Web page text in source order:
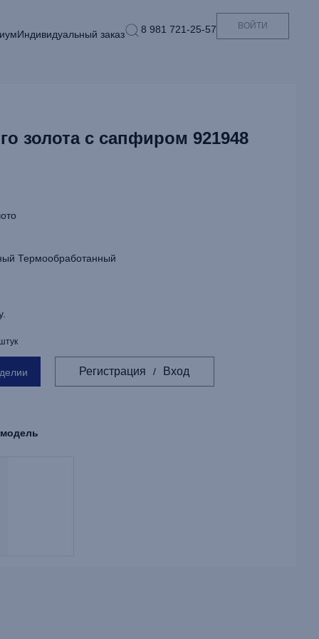
Индивидуальный заказ 8 981 721-25-57 ВОЙТИ
золота с сапфиром 921948
Термообработанный
Регистрация / Вход